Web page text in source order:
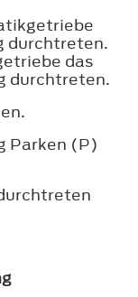
durchtreten.
das
durchtreten.
Parken (P)